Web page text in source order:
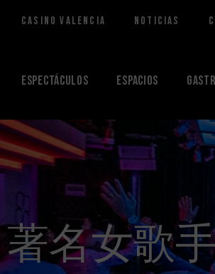
contenido
Casino Valencia Noticias
Espectáculos Espacios
著名女歌